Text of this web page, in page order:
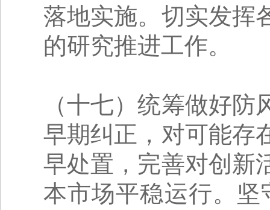
落地实施。切实发挥
的研究推进工作。
（十七）统筹做好
早期纠正，对可能存
早处置，完善对创新
本市场平稳运行。坚